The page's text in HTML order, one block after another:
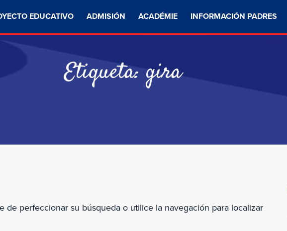
EDUCATIVO ADMISIÓN ACADÉMIE INFORMACIÓN PADRES
Etiqueta: gira
de perfeccionar su búsqueda o utilice la navegación para localizar